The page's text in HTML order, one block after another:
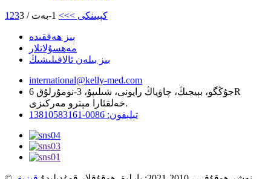
1 23 كېيىنكى >>> 1-بەت / 3
بىز ھەققىدە
مەھسۇلاتلار
بىز بىلەن ئالاقىلىشىڭ
international@kelly-med.com
جۇڭگو، بېيجىڭ، چاۋياڭ رايونى، شىلىپۇ، 3-نومۇرلۇق 6R
خەلقئارا مېترو مەركىزى.
تېلېفون: 0086-13810583161